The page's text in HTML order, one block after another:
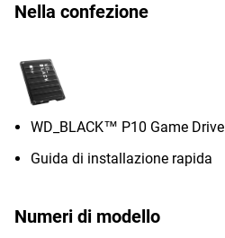
Nella confezione
WD_BLACK™ P10 Game Drive
Guida di installazione rapida
Numeri di modello